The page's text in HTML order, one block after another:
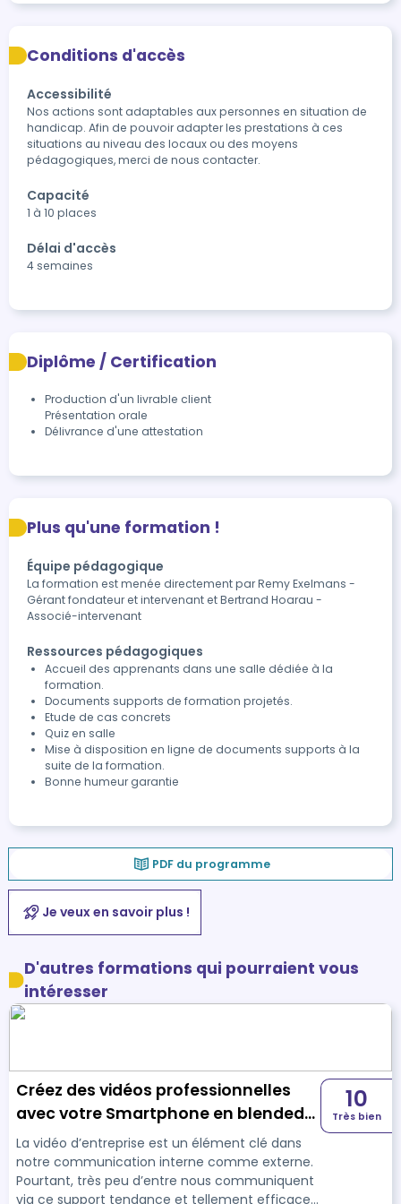
Conditions d'accès
Accessibilité
Nos actions sont adaptables aux personnes en situation de
handicap. Afin de pouvoir adapter les prestations à ces
situations au niveau des locaux ou des moyens
pédagogiques, merci de nous contacter.
Capacité
1 à 10 places
Délai d'accès
4 semaines
Diplôme / Certification
Production d'un livrable client
Présentation orale
Délivrance d'une attestation
Plus qu'une formation !
Équipe pédagogique
La formation est menée directement par Remy Exelmans -
Gérant fondateur et intervenant et Bertrand Hoarau -
Associé-intervenant
Ressources pédagogiques
Accueil des apprenants dans une salle dédiée à la
formation.
Documents supports de formation projetés.
Etude de cas concrets
Quiz en salle
Mise à disposition en ligne de documents supports à la
suite de la formation.
Bonne humeur garantie
PDF du programme
Je veux en savoir plus !
D'autres formations qui pourraient vous
intéresser
Créez des vidéos professionnelles
avec votre Smartphone en blended-
learning
La vidéo d’entreprise est un élément clé dans
notre communication interne comme externe.
Pourtant, très peu d’entre nous communiquent
via ce support tendance et tellement efficace…
10
Très bien